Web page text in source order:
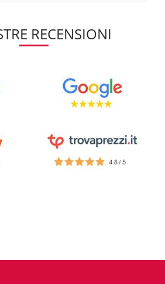
RECENSIONI